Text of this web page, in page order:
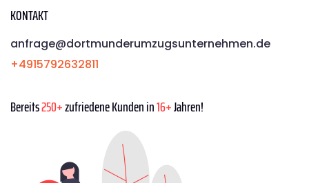
KONTAKT
anfrage@dortmunderumzugsunternehmen.de
+4915792632811
Bereits250+zufriedene Kunden in16+Jahren!